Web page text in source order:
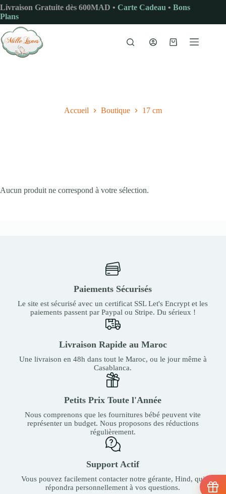
Passer
au
contenu
Livraison Gratuite dès 600MAD • Carte Cadeau • Bons
Plans
Panier
Accueil Boutique 17 cm
Aucun produit ne correspond à votre sélection.
Paiements Sécurisés
Le site est sécurisé avec un certificat SSL Let's Encrypt et les
paiements passent par Paypal ou Stripe. Du sérieux !
Livraison Rapide au Maroc
Une livraison en 48h dans tout le Maroc, ou le jour même à
Casablanca.
Petits Prix Toute l'Année
Nous comprenons que les fournitures bébé peuvent vite
représenter un budget. Nous proposons des réductions
régulièrement.
Support Actif
Vous pouvez facilement contacter notre gérante, Hind, qui
répondra personnellement à vos questions.